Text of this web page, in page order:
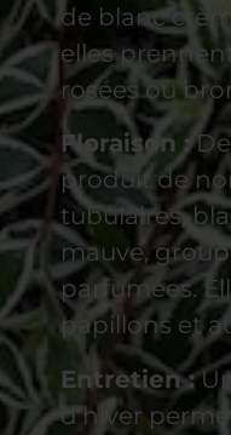
de blanc
elles
rosées ou
Floraison :De
produit de
tubulaires,
mauve,
parfumées.
papillons et
Entretien :
d’hiver